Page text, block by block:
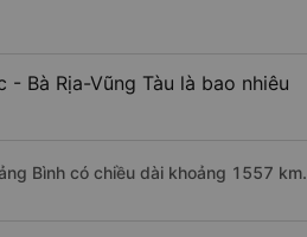
Bà Rịa-Vũng Tàu là bao nhiêu
Bình có chiều dài khoảng 1557 km.